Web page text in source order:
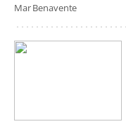
Mar Benavente